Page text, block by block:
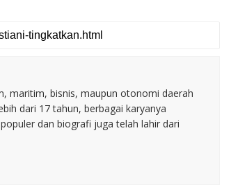
maritim, bisnis, maupun otonomi daerah
dari 17 tahun, berbagai karyanya
dan biografi juga telah lahir dari